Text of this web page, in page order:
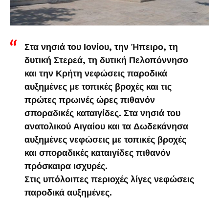
Στα νησιά του Ιονίου, την Ήπειρο, τη
δυτική Στερεά, τη δυτική Πελοπόννησο
και την Κρήτη νεφώσεις παροδικά
αυξημένες με τοπικές βροχές και τις
πρώτες πρωινές ώρες πιθανόν
σποραδικές καταιγίδες. Στα νησιά του
ανατολικού Αιγαίου και τα Δωδεκάνησα
αυξημένες νεφώσεις με τοπικές βροχές
και σποραδικές καταιγίδες πιθανόν
πρόσκαιρα ισχυρές.
Στις υπόλοιπες περιοχές λίγες νεφώσεις
παροδικά αυξημένες.